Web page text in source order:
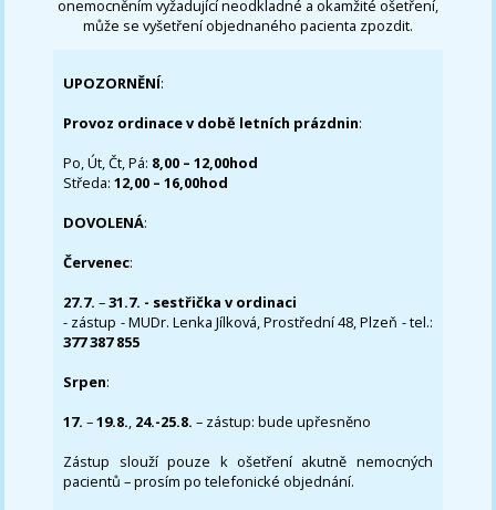
onemocněním vyžadující neodkladné a okamžité ošetření,
může se vyšetření objednaného pacienta zpozdit.
UPOZORNĚNÍ:
Provoz ordinace v době letních prázdnin:
Po, Út, Čt, Pá: 8,00 – 12,00hod
Středa:12,00 – 16,00hod
DOVOLENÁ:
Červenec:
27.7.–31.7. - sestřička v ordinaci
- zástup - MUDr. Lenka Jílková, Prostřední 48, Plzeň - tel.:
377 387 855
Srpen:
17. –19.8., 24.-25.8. – zástup: bude upřesněno
Zástup slouží pouze k ošetření akutně nemocných
pacientů – prosím po telefonické objednání.